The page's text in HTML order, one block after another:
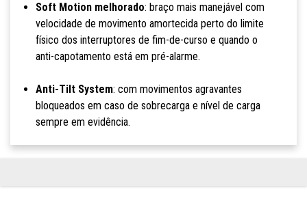
Soft Motion melhorado: braço mais manejável com
velocidade de movimento amortecida perto do limite
físico dos interruptores de fim-de-curso e quando o
anti-capotamento está em pré-alarme.
Anti-Tilt System: com movimentos agravantes
bloqueados em caso de sobrecarga e nível de carga
sempre em evidência.